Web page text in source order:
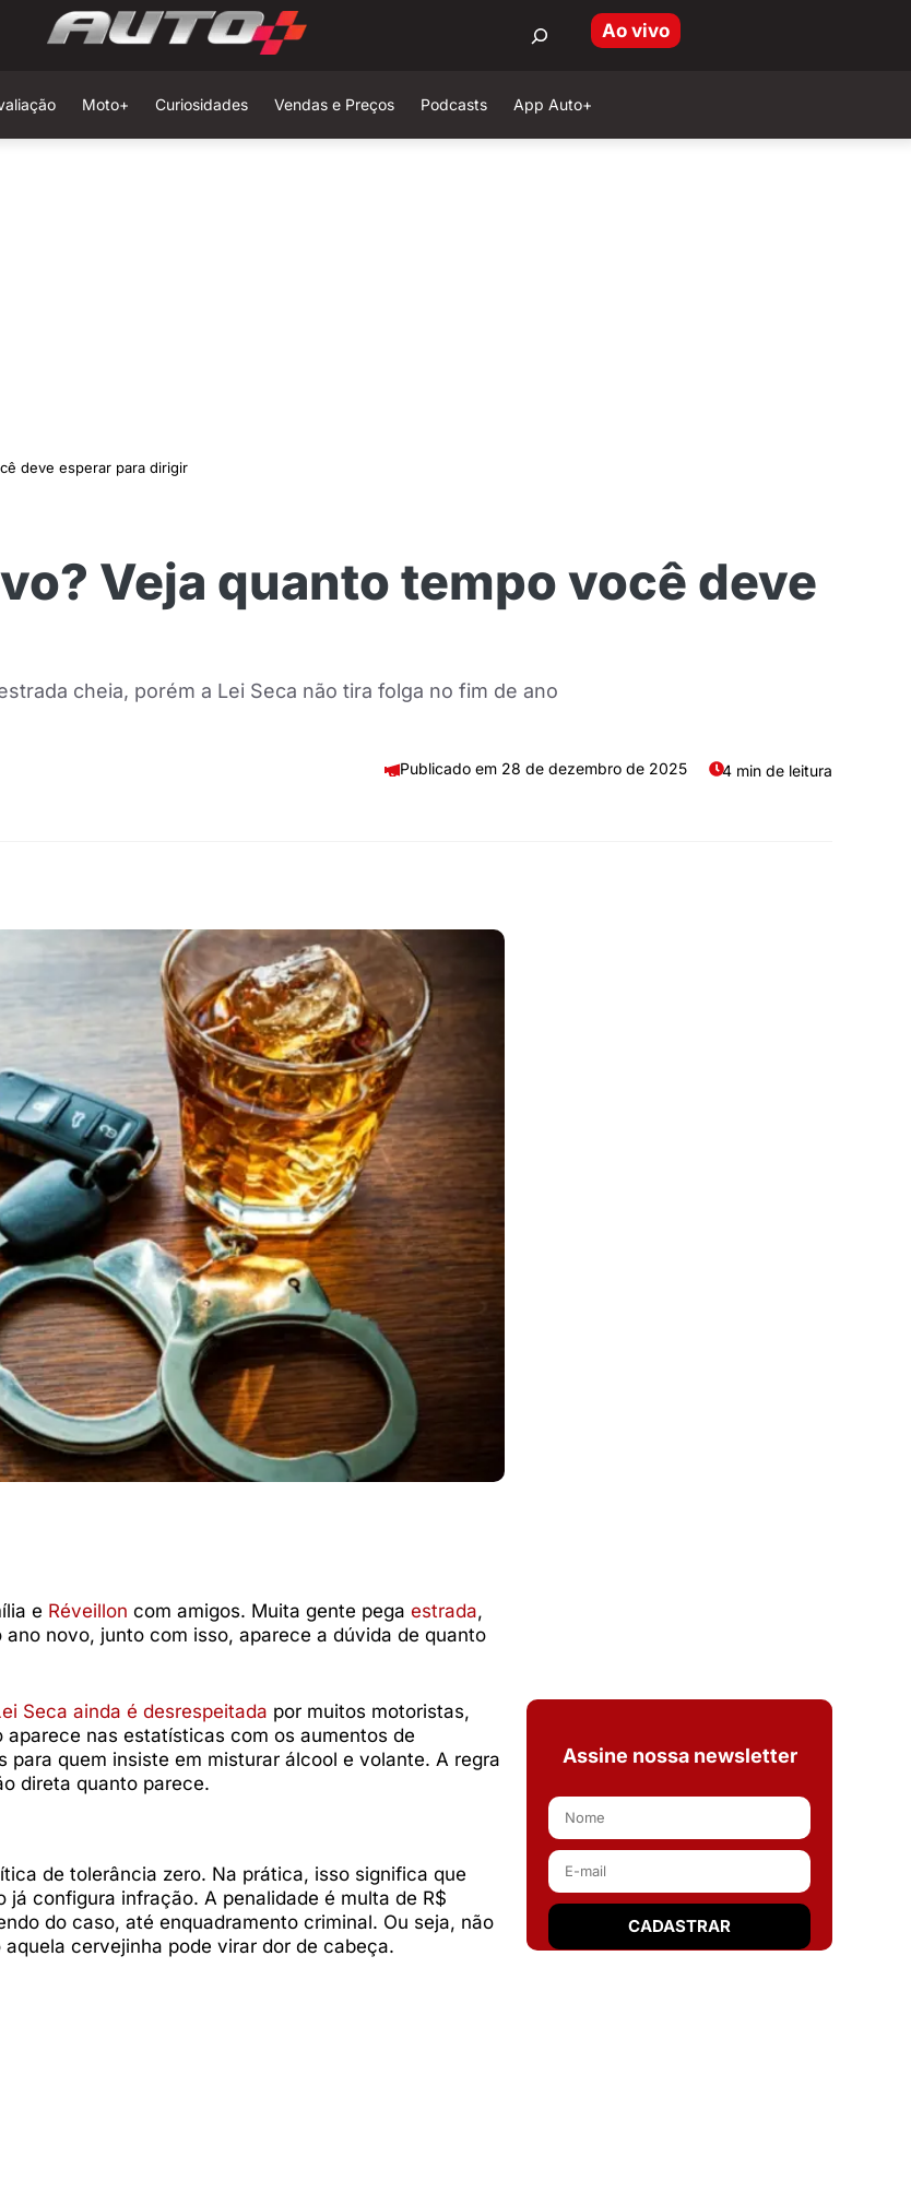
Ao vivo
Moto+ Curiosidades Vendas e Preços Podcasts App Auto+
deve esperar para dirigir
Veja quanto tempo você deve
cheia, porém a Lei Seca não tira folga no fim de ano
28 de dezembro de 2025 4 min de leitura
e Réveillon com amigos. Muita gente pega estrada,
novo, junto com isso, aparece a dúvida de quanto
Seca ainda é desrespeitada por muitos motoristas,
nas estatísticas com os aumentos de
quem insiste em misturar álcool e volante. A regra
direta quanto parece.
de tolerância zero. Na prática, isso significa que
configura infração. A penalidade é multa de R$
do caso, até enquadramento criminal. Ou seja, não
cervejinha pode virar dor de cabeça.
Assine nossa newsletter